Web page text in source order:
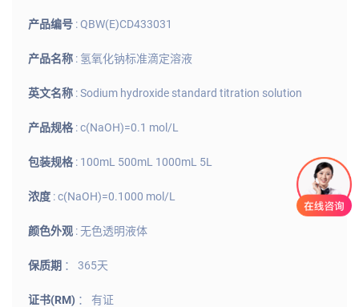
产品编号 : QBW(E)CD433031
产品名称 : 氢氧化钠标准滴定溶液
英文名称 : Sodium hydroxide standard titration solution
产品规格 : c(NaOH)=0.1 mol/L
包装规格 : 100mL 500mL 1000mL 5L
浓度 : c(NaOH)=0.1000 mol/L
颜色外观 : 无色透明液体
保质期 ： 365天
证书(RM) ： 有证